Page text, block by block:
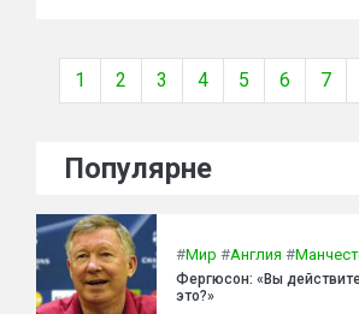
1 2 3 4 5 6 7
Популярне
#Мир #Англия #
Фергюсон: «Вы
это?»